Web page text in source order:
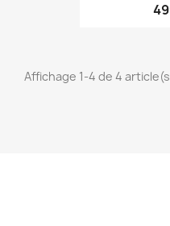
Affichage 1-4 de 4